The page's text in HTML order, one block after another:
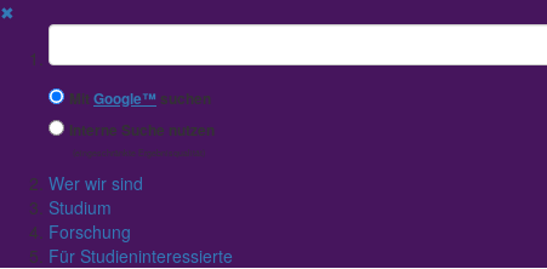
✖
Suchbegriff
MitGoogle™ suchen
Interne Suche nutzen
(eingeschränkte Ergebnisqualität)
Wer wir sind
Studium
Forschung
Für Studieninteressierte